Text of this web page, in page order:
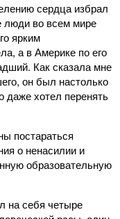
сердца избрал
люди во всем мире
ярким
а в Америке по его
Как сказала мне
он был настолько
даже хотел перенять
постараться
о ненасилии и
образовательную
на себя четыре